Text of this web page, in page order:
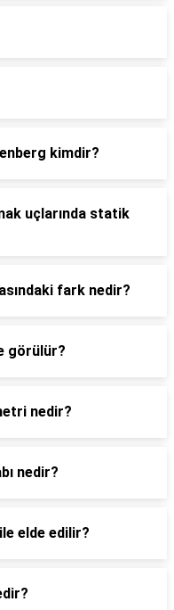
kimdir?
uçlarında statik
fark nedir?
görülür?
nedir?
nedir?
elde edilir?